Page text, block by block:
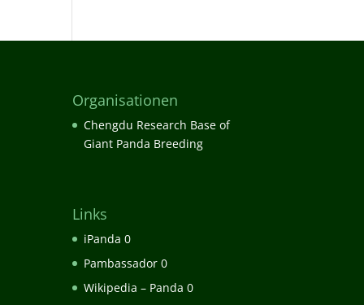
Organisationen
Chengdu Research Base of
Giant Panda Breeding
Links
iPanda 0
Pambassador 0
Wikipedia – Panda 0